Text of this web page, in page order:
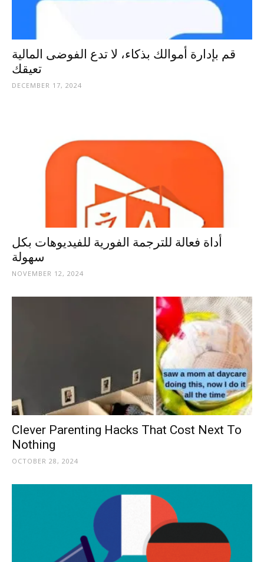
قم بإدارة أموالك بذكاء، لا تدع الفوضى المالية
تعيقك
DECEMBER 17, 2024
أداة فعالة للترجمة الفورية للفيديوهات بكل
سهولة
NOVEMBER 12, 2024
Clever Parenting Hacks That Cost Next To
Nothing
OCTOBER 28, 2024